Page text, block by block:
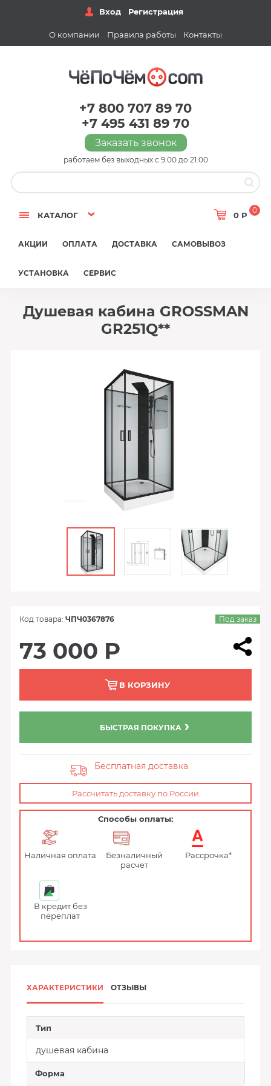
Вход Регистрация
О компании Правила работы Контакты
+7 800 707 89 70
+7 495 431 89 70
Заказать звонок
работаем без выходных с 9:00 до 21:00
КАТАЛОГ 0 Р
0
АКЦИИ ОПЛАТА ДОСТАВКА САМОВЫВОЗ
УСТАНОВКА СЕРВИС
Душевая кабина GROSSMAN
GR251Q**
Код товара: ЧПЧ0367876 Под заказ
73 000 Р
В КОРЗИНУ
БЫСТРАЯ ПОКУПКА
Бесплатная доставка
Рассчитать доставку по России
Способы оплаты:
Наличная оплата
Безналичный
расчет
Рассрочка*
В кредит без
переплат
ХАРАКТЕРИСТИКИ ОТЗЫВЫ
Тип
душевая кабина
Форма